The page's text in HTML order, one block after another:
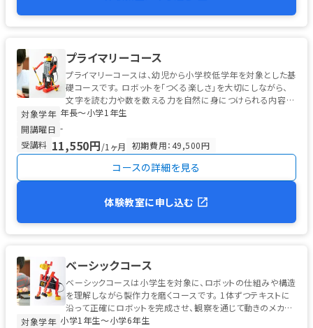
プライマリーコース
プライマリーコースは、幼児から小学校低学年を対象とした基
礎コースです。 ロボットを「つくる楽しさ」を大切にしながら、
文字を読む力や数を数える力を自然に身につけられる内容に
なっています。 ...
対象学年 年長〜小学1年生
開講曜日 -
受講料 11,550円/1ヶ月 初期費用：49,500円
コースの詳細を見る
体験教室に申し込む
ベーシックコース
ベーシックコースは小学生を対象に、ロボットの仕組みや構造
を理解しながら製作力を磨くコースです。 1体ずつテキストに
沿って正確にロボットを完成させ、観察を通じて動きのメカニ
ズムを学びます。 ...
対象学年 小学1年生〜小学6年生